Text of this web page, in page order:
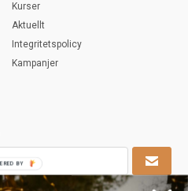
Kurser
Aktuellt
Integritetspolicy
Kampanjer